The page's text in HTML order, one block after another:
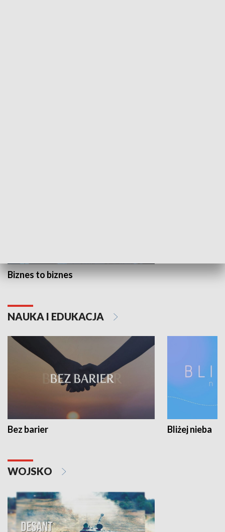
Biznes to biznes
NAUKA I EDUKACJA
Bez barier Bliżej nieba
WOJSKO